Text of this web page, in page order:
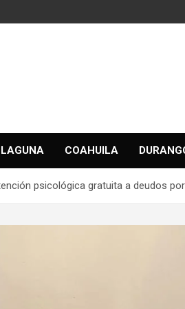
LAGUNA COAHUILA
psicológica gratuita a deudos